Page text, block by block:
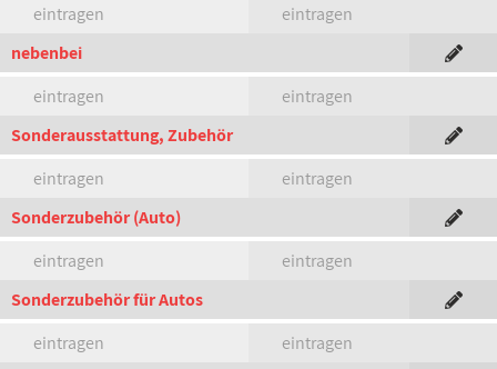
eintragen
eintragen
nebenbei
eintragen
eintragen
Sonderausstattung, Zubehör
eintragen
eintragen
Sonderzubehör (Auto)
eintragen
eintragen
Sonderzubehör für Autos
eintragen
eintragen